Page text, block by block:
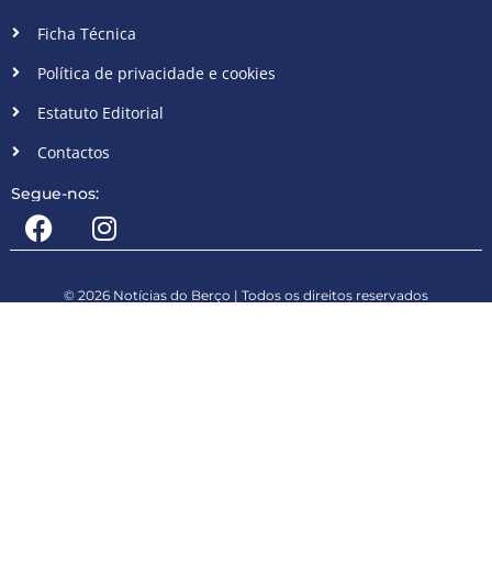
Ficha Técnica
Política de privacidade e cookies
Estatuto Editorial
Contactos
Segue-nos:
© 2026 Notícias do Berço | Todos os direitos reservados